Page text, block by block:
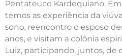
Pentateuco Kardequiano. Em
temos as experiência da
sono, reencontro o esposo
anos, e visitam a colônia
Luiz, participando, juntos, de